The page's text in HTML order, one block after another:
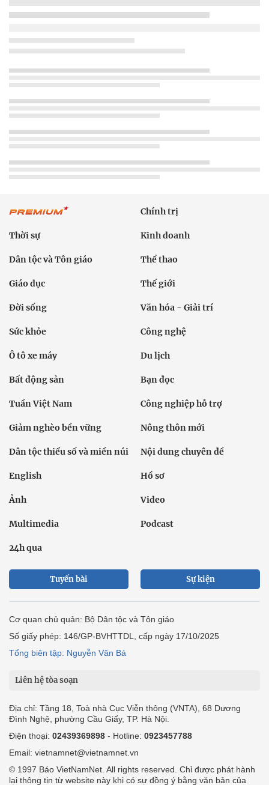
Chính trị
Thời sự Kinh doanh
Dân tộc và Tôn giáo Thể thao
Giáo dục Thế giới
Đời sống Văn hóa - Giải trí
Sức khỏe Công nghệ
Ô tô xe máy Du lịch
Bất động sản Bạn đọc
Tuần Việt Nam Công nghiệp hỗ trợ
Giảm nghèo bền vững Nông thôn mới
Dân tộc thiểu số và miền núi Nội dung chuyên đề
English Hồ sơ
Ảnh Video
Multimedia Podcast
24h qua
Tuyến bài Sự kiện
Cơ quan chủ quản: Bộ Dân tộc và Tôn giáo
Số giấy phép: 146/GP-BVHTTDL, cấp ngày 17/10/2025
Tổng biên tập: Nguyễn Văn Bá
Liên hệ tòa soạn
Địa chỉ: Tầng 18, Toà nhà Cục Viễn thông (VNTA), 68 Dương
Đình Nghệ, phường Cầu Giấy, TP. Hà Nội.
Điện thoại: 02439369898 - Hotline: 0923457788
Email: vietnamnet@vietnamnet.vn
© 1997 Báo VietNamNet. All rights reserved. Chỉ được phát hành
lại thông tin từ website này khi có sự đồng ý bằng văn bản của